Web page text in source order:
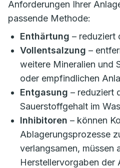
Anforderungen Ihrer
passende Methode:
Enthärtung – reduziert
Vollentsalzung –
weitere Mineralien und
oder empfindlichen
Entgasung – reduziert
Sauerstoffgehalt im
Inhibitoren – können
Ablagerungsprozesse
verlangsamen, müssen
Herstellervorgaben der